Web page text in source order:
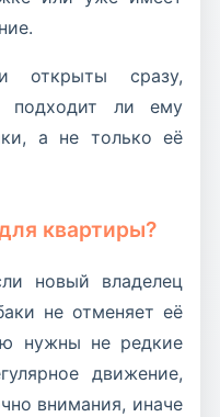
открыты сразу,
подходит ли ему
а не только её
квартиры?
новый владелец
не отменяет её
нужны не редкие
движение,
внимания, иначе